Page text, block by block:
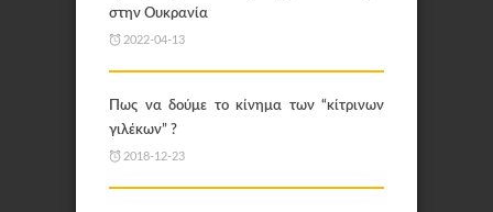
στην Ουκρανία
2022-04-13
Πως να δούμε το κίνημα των “κίτρινων
γιλέκων” ?
2018-12-23